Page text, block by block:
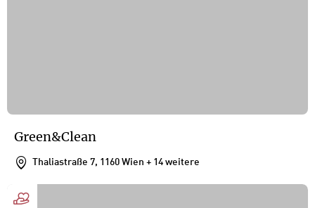
Green&Clean
Thaliastraße 7, 1160 Wien + 14 weitere